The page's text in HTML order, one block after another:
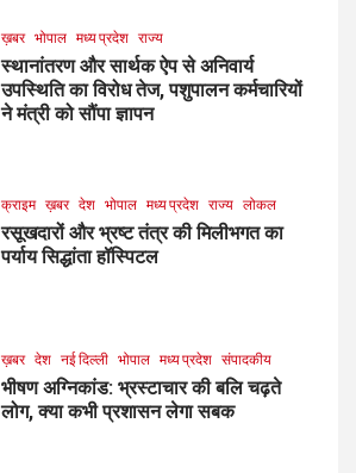
ख़बर भोपाल मध्य प्रदेश राज्य
स्थानांतरण और सार्थक ऐप से अनिवार्य
उपस्थिति का विरोध तेज, पशुपालन कर्मचारियों
ने मंत्री को सौंपा ज्ञापन
क्राइम ख़बर देश भोपाल मध्य प्रदेश राज्य लोकल
रसूखदारों और भ्रष्ट तंत्र की मिलीभगत का
पर्याय सिद्धांता हॉस्पिटल
ख़बर देश नई दिल्ली भोपाल मध्य प्रदेश संपादकीय
भीषण अग्निकांड: भ्रस्टाचार की बलि चढ़ते
लोग, क्या कभी प्रशासन लेगा सबक